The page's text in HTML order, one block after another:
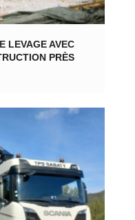
LEVAGE AVEC
PRÈS